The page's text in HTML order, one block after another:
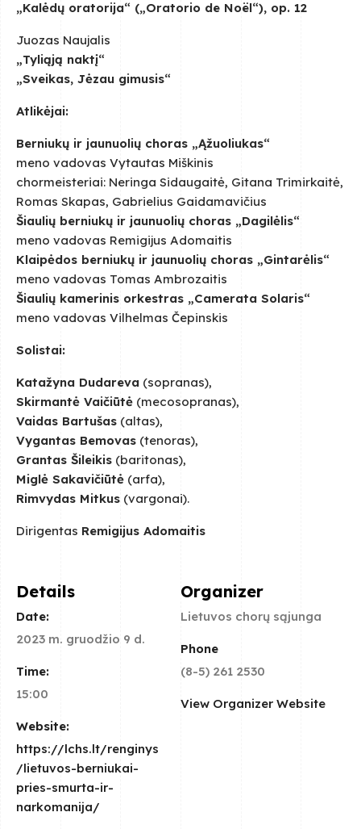
„Kalėdų oratorija“ („Oratorio de Noël“), op. 12
Juozas Naujalis
„Tyliąją naktį“
„Sveikas, Jėzau gimusis“
Atlikėjai:
Berniukų ir jaunuolių choras „Ąžuoliukas“
meno vadovas Vytautas Miškinis
chormeisteriai: Neringa Sidaugaitė, Gitana Trimirkaitė,
Romas Skapas, Gabrielius Gaidamavičius
Šiaulių berniukų ir jaunuolių choras „Dagilėlis“
meno vadovas Remigijus Adomaitis
Klaipėdos berniukų ir jaunuolių choras „Gintarėlis“
meno vadovas Tomas Ambrozaitis
Šiaulių kamerinis orkestras „Camerata Solaris“
meno vadovas Vilhelmas Čepinskis
Solistai:
Katažyna Dudareva (sopranas),
Skirmantė Vaičiūtė (mecosopranas),
Vaidas Bartušas (altas),
Vygantas Bemovas (tenoras),
Grantas Šileikis (baritonas),
Miglė Sakavičiūtė (arfa),
Rimvydas Mitkus (vargonai).
Dirigentas Remigijus Adomaitis
Details
Date:
2023 m. gruodžio 9 d.
Time:
15:00
Website:
https://lchs.lt/renginys
/lietuvos-berniukai-
pries-smurta-ir-
narkomanija/
Organizer
Lietuvos chorų sąjunga
Phone
(8-5) 261 2530
View Organizer Website